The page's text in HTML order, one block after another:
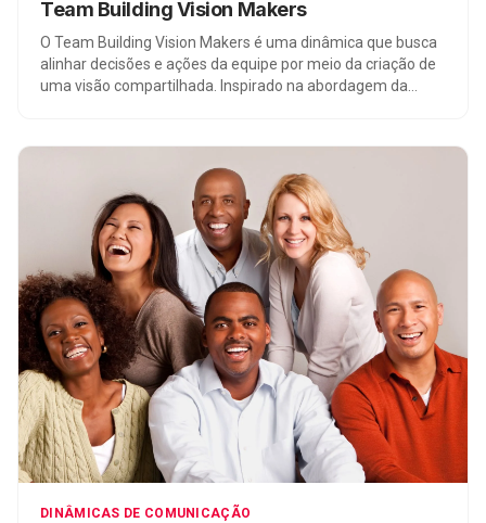
Team Building Vision Makers
O Team Building Vision Makers é uma dinâmica que busca
alinhar decisões e ações da equipe por meio da criação de
uma visão compartilhada. Inspirado na abordagem da
promove colaboração, comunicação e motivação,
resultando na exibição dos vídeos em uma premiere. É
uma forma eficaz de construir uma visão compartilhada e
alcançar resultados em equipe.
DINÂMICAS DE COMUNICAÇÃO